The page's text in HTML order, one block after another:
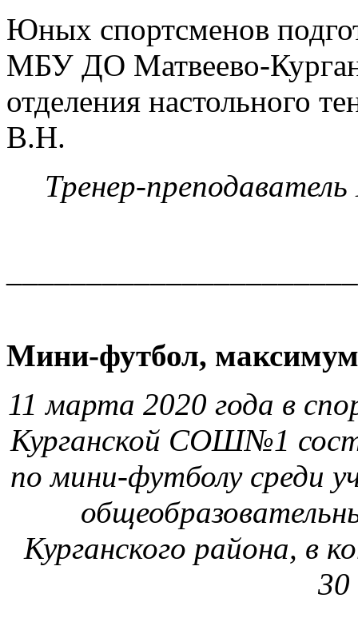
Юных спортсменов
МБУ ДО Матвеево-
отделения настольного
В.Н.
Тренер-
Мини-футбол,
11 марта 2020 года в
Курганской СОШ№1
по мини-футболу среди
Курганского района, в
30